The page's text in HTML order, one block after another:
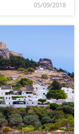
05/09/2018